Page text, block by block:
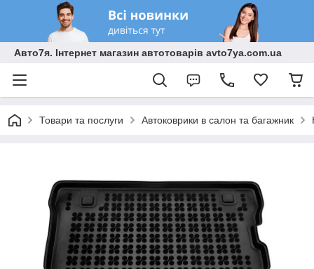
Авто7я. Інтернет магазин автотоварів avto7ya.com.ua
Товари та послуги Автоковрики в салон та багажник